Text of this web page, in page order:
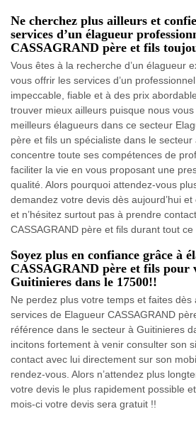
Ne cherchez plus ailleurs et
services d’un élagueur
CASSAGRAND père et fils
Vous êtes à la recherche d’un élagueur
vous offrir les services d’un
impeccable, fiable et à des prix
trouver mieux ailleurs puisque nous vous
meilleurs élagueurs dans ce secteur
père et fils un spécialiste dans le
concentre toute ses compétences de
faciliter la vie en vous proposant une
qualité. Alors pourquoi attendez-vous
demandez votre devis dès aujourd’hui
et n’hésitez surtout pas à prendre
CASSAGRAND père et fils durant tout ce
Soyez plus en confiance grâce à
CASSAGRAND père et fils pour
Guitinieres dans le 17500!!
Ne perdez plus votre temps et faites dès
services de Elagueur CASSAGRAND
référence dans le secteur à Guitinieres
incitons fortement à venir consulter son
contact avec lui directement sur son
rendez-vous. Alors n’attendez plus
votre devis le plus rapidement possible
mois-ci votre devis sera gratuit !!